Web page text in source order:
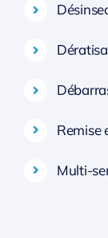
Remise
Multi-